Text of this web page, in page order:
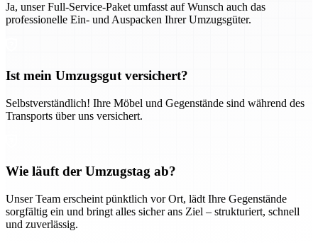
Ja, unser Full-Service-Paket umfasst auf Wunsch auch das
professionelle Ein- und Auspacken Ihrer Umzugsgüter.
Ist mein Umzugsgut versichert?
Selbstverständlich! Ihre Möbel und Gegenstände sind während des
Transports über uns versichert.
Wie läuft der Umzugstag ab?
Unser Team erscheint pünktlich vor Ort, lädt Ihre Gegenstände
sorgfältig ein und bringt alles sicher ans Ziel – strukturiert, schnell
und zuverlässig.